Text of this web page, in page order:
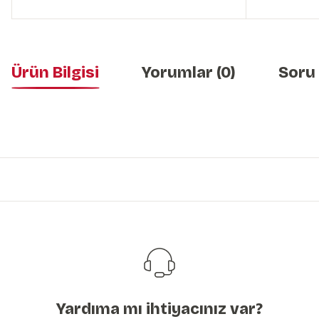
Ürün Bilgisi Yorumlar (0) Soru
Bu ürüne benzer farklı alternatifler olmalı.
Yardıma mı ihtiyacınız var?